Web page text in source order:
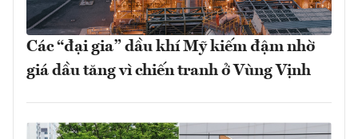
Các “đại gia” dầu khí Mỹ kiếm đậm nhờ
giá dầu tăng vì chiến tranh ở Vùng Vịnh